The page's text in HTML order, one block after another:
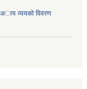
व्ययको विवरण